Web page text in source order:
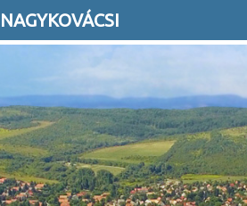
NAGYKOVÁCSI